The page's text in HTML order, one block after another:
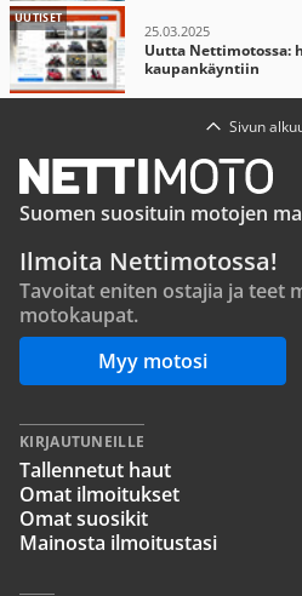
UUTISET
25.03.2025
Uutta Nettimotossa:
kaupankäyntiin
Sivun
Suomen suosituin motojen
Ilmoita Nettimotossa!
Tavoitat eniten ostajia ja teet
motokaupat.
Myy motosi
KIRJAUTUNEILLE
Tallennetut haut
Omat ilmoitukset
Omat suosikit
Mainosta ilmoitustasi